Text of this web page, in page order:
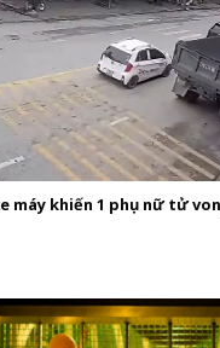
máy khiến 1 phụ nữ tử